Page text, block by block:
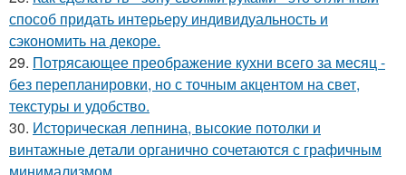
способ придать интерьеру индивидуальность и
сэкономить на декоре.
29. Потрясающее преображение кухни всего за месяц -
без перепланировки, но с точным акцентом на свет,
текстуры и удобство.
30. Историческая лепнина, высокие потолки и
винтажные детали органично сочетаются с графичным
минимализмом.